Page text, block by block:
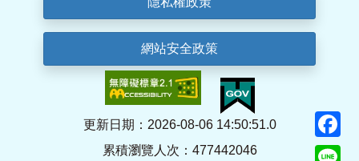
網站安全政策
更新日期：2026-08-06 14:50:51.0
累積瀏覽人次：477442046